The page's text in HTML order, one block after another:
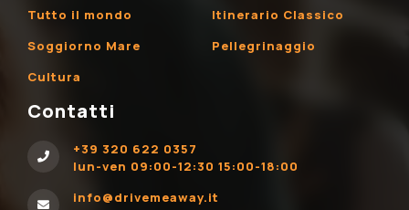
Tutto il mondo
Soggiorno Mare
Cultura
Itinerario Classico
Pellegrinaggio
Contatti
+39 320 622 0357
lun-ven 09:00-12:30 15:00-18:00
info@drivemeaway.it